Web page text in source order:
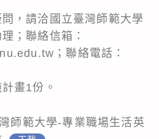
，請洽國立臺灣師範大學
；聯絡信箱：
；聯絡電話：
畫1份。
師範大學-專業職場生活英